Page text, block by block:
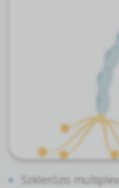
Szklerózis multiplex